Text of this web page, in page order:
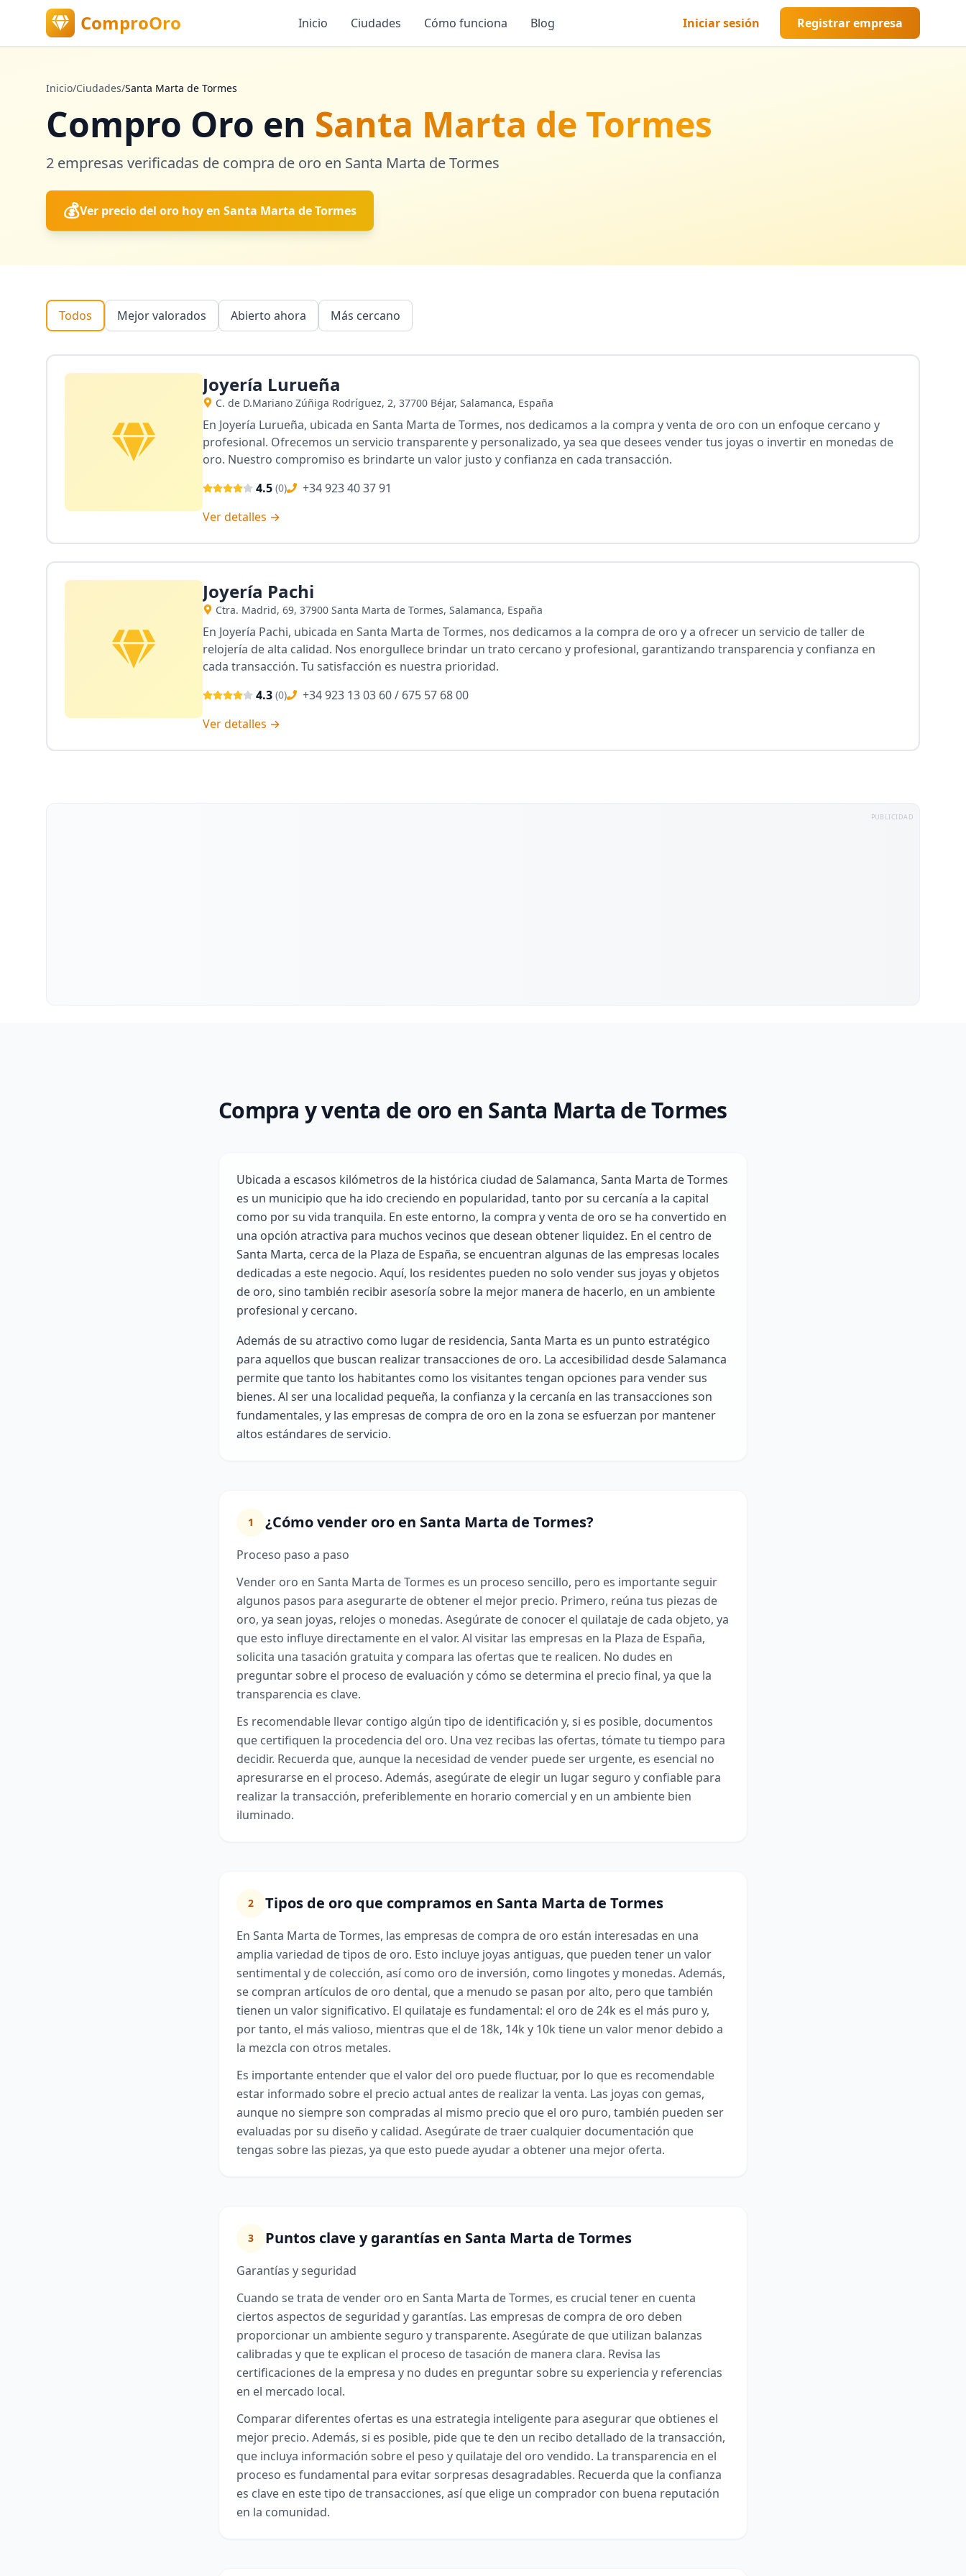
ComproOro Inicio Ciudades Cómo funciona Blog Iniciar sesión Registrar empresa
Inicio/Ciudades/Santa Marta de Tormes
Compro Oro en Santa Marta de Tormes
2 empresas verificadas de compra de oro en Santa Marta de Tormes
💰Ver precio del oro hoy en Santa Marta de Tormes
Todos Mejor valorados Abierto ahora Más cercano
Joyería Lurueña
C. de D.Mariano Zúñiga Rodríguez, 2, 37700 Béjar, Salamanca, España
En Joyería Lurueña, ubicada en Santa Marta de Tormes, nos dedicamos a la compra y venta de oro con un enfoque cercano y
profesional. Ofrecemos un servicio transparente y personalizado, ya sea que desees vender tus joyas o invertir en monedas de
oro. Nuestro compromiso es brindarte un valor justo y confianza en cada transacción.
4.5 (0)
+34 923 40 37 91
Ver detalles →
Joyería Pachi
Ctra. Madrid, 69, 37900 Santa Marta de Tormes, Salamanca, España
En Joyería Pachi, ubicada en Santa Marta de Tormes, nos dedicamos a la compra de oro y a ofrecer un servicio de taller de
relojería de alta calidad. Nos enorgullece brindar un trato cercano y profesional, garantizando transparencia y confianza en
cada transacción. Tu satisfacción es nuestra prioridad.
4.3 (0)
+34 923 13 03 60 / 675 57 68 00
Ver detalles →
PUBLICIDAD
Compra y venta de oro en Santa Marta de Tormes
Ubicada a escasos kilómetros de la histórica ciudad de Salamanca, Santa Marta de Tormes
es un municipio que ha ido creciendo en popularidad, tanto por su cercanía a la capital
como por su vida tranquila. En este entorno, la compra y venta de oro se ha convertido en
una opción atractiva para muchos vecinos que desean obtener liquidez. En el centro de
Santa Marta, cerca de la Plaza de España, se encuentran algunas de las empresas locales
dedicadas a este negocio. Aquí, los residentes pueden no solo vender sus joyas y objetos
de oro, sino también recibir asesoría sobre la mejor manera de hacerlo, en un ambiente
profesional y cercano.
Además de su atractivo como lugar de residencia, Santa Marta es un punto estratégico
para aquellos que buscan realizar transacciones de oro. La accesibilidad desde Salamanca
permite que tanto los habitantes como los visitantes tengan opciones para vender sus
bienes. Al ser una localidad pequeña, la confianza y la cercanía en las transacciones son
fundamentales, y las empresas de compra de oro en la zona se esfuerzan por mantener
altos estándares de servicio.
1 ¿Cómo vender oro en Santa Marta de Tormes?
Proceso paso a paso
Vender oro en Santa Marta de Tormes es un proceso sencillo, pero es importante seguir
algunos pasos para asegurarte de obtener el mejor precio. Primero, reúna tus piezas de
oro, ya sean joyas, relojes o monedas. Asegúrate de conocer el quilataje de cada objeto, ya
que esto influye directamente en el valor. Al visitar las empresas en la Plaza de España,
solicita una tasación gratuita y compara las ofertas que te realicen. No dudes en
preguntar sobre el proceso de evaluación y cómo se determina el precio final, ya que la
transparencia es clave.
Es recomendable llevar contigo algún tipo de identificación y, si es posible, documentos
que certifiquen la procedencia del oro. Una vez recibas las ofertas, tómate tu tiempo para
decidir. Recuerda que, aunque la necesidad de vender puede ser urgente, es esencial no
apresurarse en el proceso. Además, asegúrate de elegir un lugar seguro y confiable para
realizar la transacción, preferiblemente en horario comercial y en un ambiente bien
iluminado.
2 Tipos de oro que compramos en Santa Marta de Tormes
En Santa Marta de Tormes, las empresas de compra de oro están interesadas en una
amplia variedad de tipos de oro. Esto incluye joyas antiguas, que pueden tener un valor
sentimental y de colección, así como oro de inversión, como lingotes y monedas. Además,
se compran artículos de oro dental, que a menudo se pasan por alto, pero que también
tienen un valor significativo. El quilataje es fundamental: el oro de 24k es el más puro y,
por tanto, el más valioso, mientras que el de 18k, 14k y 10k tiene un valor menor debido a
la mezcla con otros metales.
Es importante entender que el valor del oro puede fluctuar, por lo que es recomendable
estar informado sobre el precio actual antes de realizar la venta. Las joyas con gemas,
aunque no siempre son compradas al mismo precio que el oro puro, también pueden ser
evaluadas por su diseño y calidad. Asegúrate de traer cualquier documentación que
tengas sobre las piezas, ya que esto puede ayudar a obtener una mejor oferta.
3 Puntos clave y garantías en Santa Marta de Tormes
Garantías y seguridad
Cuando se trata de vender oro en Santa Marta de Tormes, es crucial tener en cuenta
ciertos aspectos de seguridad y garantías. Las empresas de compra de oro deben
proporcionar un ambiente seguro y transparente. Asegúrate de que utilizan balanzas
calibradas y que te explican el proceso de tasación de manera clara. Revisa las
certificaciones de la empresa y no dudes en preguntar sobre su experiencia y referencias
en el mercado local.
Comparar diferentes ofertas es una estrategia inteligente para asegurar que obtienes el
mejor precio. Además, si es posible, pide que te den un recibo detallado de la transacción,
que incluya información sobre el peso y quilataje del oro vendido. La transparencia en el
proceso es fundamental para evitar sorpresas desagradables. Recuerda que la confianza
es clave en este tipo de transacciones, así que elige un comprador con buena reputación
en la comunidad.